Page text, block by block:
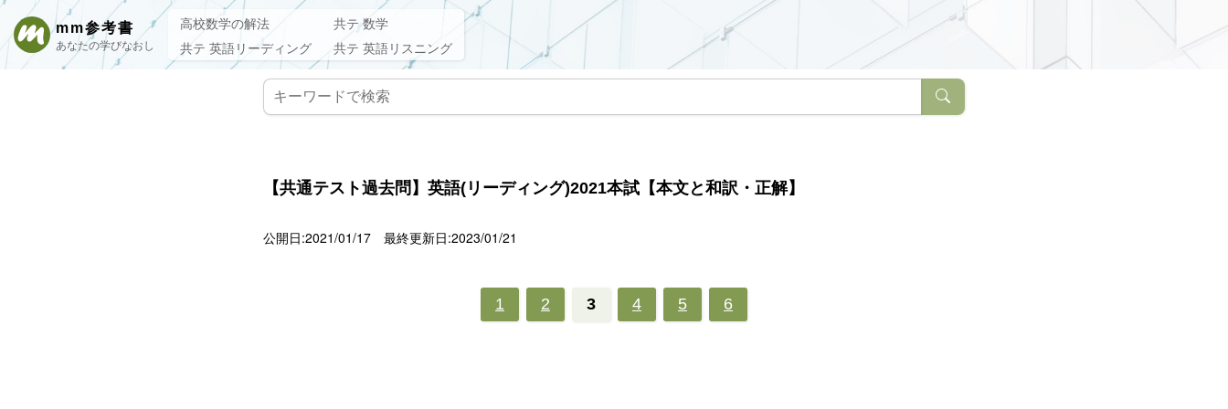
mm参考書
あなたの学びなおし
高校数学の解法
共テ 数学
共テ 英語リーディング
共テ 英語リスニング
【共通テスト過去問】英語(リーディング)2021本試【本文と和訳・正解】
公開日:2021/01/17 最終更新日:2023/01/21
1 2 3 4 5 6